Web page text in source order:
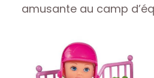
amusante au camp